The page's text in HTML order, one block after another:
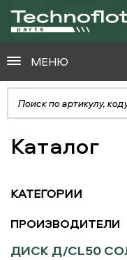
МЕНЮ
Каталог
КАТЕГОРИИ
ПРОИЗВОДИТЕЛИ
ДИСК Д/CL50